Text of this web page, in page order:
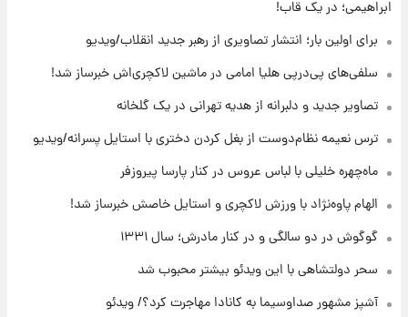
۱۶ ساعت پیش
با قدرتمندترین و بادوام ترین تانک جهان آشنا
شوید+ فیلم
۱۶ ساعت پیش
ابراهیمی؛ در یک قاب!
برای اولین بار؛ انتشار تصاویری از رهبر جدید انقلاب/ویدیو
سلفی‌های پی‌درپی هلیا امامی در ماشین لاکچری‌اش خبرساز شد!
تصاویر جدید و دلبرانه از هدیه تهرانی در یک گلخانه
ترس نعیمه نظام‌دوست از بغل کردن دختری با استایل پسرانه/ویدیو
ماه‌چهره خلیلی با لباس عروس در کنار پارسا پیروزفر
الهام پاوه‌نژاد با ورزش لاکچری و استایل خاصش خبرساز شد!
گوگوش در دو سالگی و در کنار مادرش؛ سال ۱۳۳۱
سحر دولتشاهی با این ویدئو بیشتر محبوب شد
آشپز مشهور صداوسیما به کانادا مهاجرت کرد؟/ ویدئو